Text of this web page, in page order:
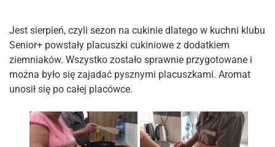
Jest sierpień, czyli sezon na cukinie dlatego w kuchni klubu
Senior+ powstały placuszki cukiniowe z dodatkiem
ziemniaków. Wszystko zostało sprawnie przygotowane i
można było się zajadać pysznymi placuszkami. Aromat
unosił się po całej placówce.